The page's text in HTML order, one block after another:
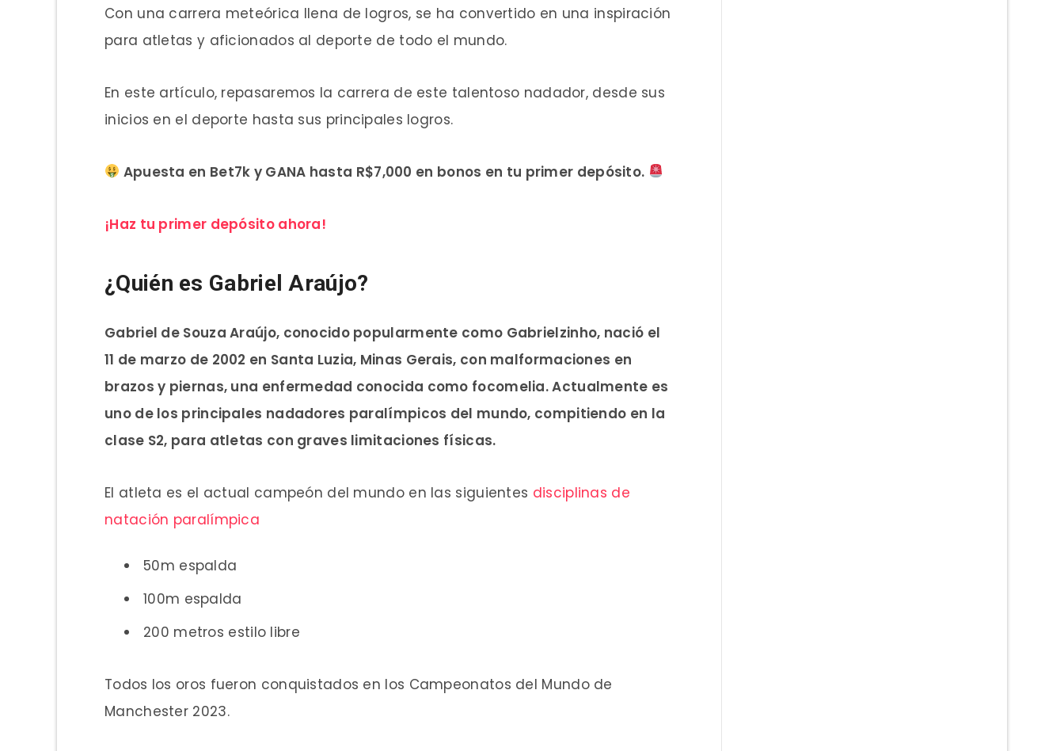
Con una carrera meteórica llena de logros, se ha convertido en una inspiración
para atletas y aficionados al deporte de todo el mundo.
En este artículo, repasaremos la carrera de este talentoso nadador, desde sus
inicios en el deporte hasta sus principales logros.
Apuesta en Bet7k y GANA hasta R$7,000 en bonos en tu primer depósito.
¡Haz tu primer depósito ahora!
¿Quién es Gabriel Araújo?
Gabriel de Souza Araújo, conocido popularmente como Gabrielzinho, nació el
11 de marzo de 2002 en Santa Luzia, Minas Gerais, con malformaciones en
brazos y piernas, una enfermedad conocida como focomelia. Actualmente es
uno de los principales nadadores paralímpicos del mundo, compitiendo en la
clase S2, para atletas con graves limitaciones físicas.
El atleta es el actual campeón del mundo en las siguientes disciplinas de
natación paralímpica
50m espalda
100m espalda
200 metros estilo libre
Todos los oros fueron conquistados en los Campeonatos del Mundo de
Manchester 2023.